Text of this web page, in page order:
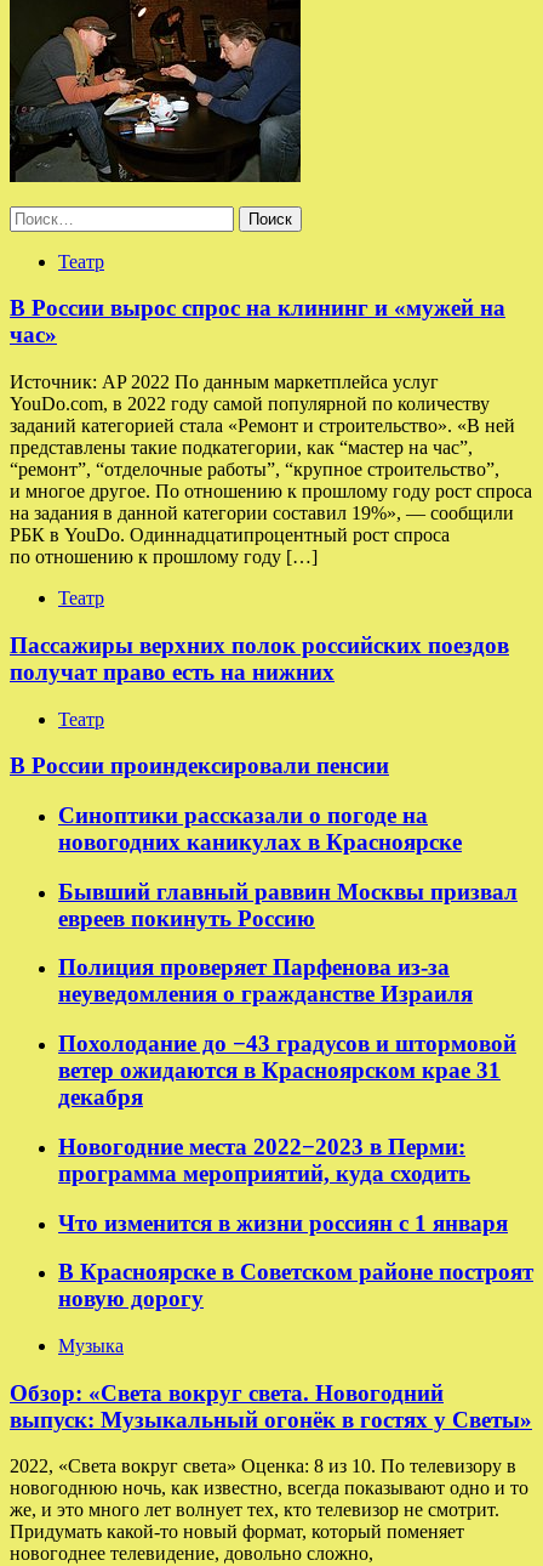
Найти:
Театр
В России вырос спрос на клининг и «мужей на
час»
Источник: AP 2022 По данным маркетплейса услуг
YouDo.com, в 2022 году самой популярной по количеству
заданий категорией стала «Ремонт и строительство». «В ней
представлены такие подкатегории, как “мастер на час”,
“ремонт”, “отделочные работы”, “крупное строительство”,
и многое другое. По отношению к прошлому году рост спроса
на задания в данной категории составил 19%», — сообщили
РБК в YouDo. Одиннадцатипроцентный рост спроса
по отношению к прошлому году […]
Театр
Пассажиры верхних полок российских поездов
получат право есть на нижних
Театр
В России проиндексировали пенсии
Синоптики рассказали о погоде на
новогодних каникулах в Красноярске
Бывший главный раввин Москвы призвал
евреев покинуть Россию
Полиция проверяет Парфенова из-за
неуведомления о гражданстве Израиля
Похолодание до −43 градусов и штормовой
ветер ожидаются в Красноярском крае 31
декабря
Новогодние места 2022−2023 в Перми:
программа мероприятий, куда сходить
Что изменится в жизни россиян с 1 января
В Красноярске в Советском районе построят
новую дорогу
Музыка
Обзор: «Света вокруг света. Новогодний
выпуск: Музыкальный огонёк в гостях у Светы»
2022, «Света вокруг света» Оценка: 8 из 10. По телевизору в
новогоднюю ночь, как известно, всегда показывают одно и то
же, и это много лет волнует тех, кто телевизор не смотрит.
Придумать какой-то новый формат, который поменяет
новогоднее телевидение, довольно сложно,